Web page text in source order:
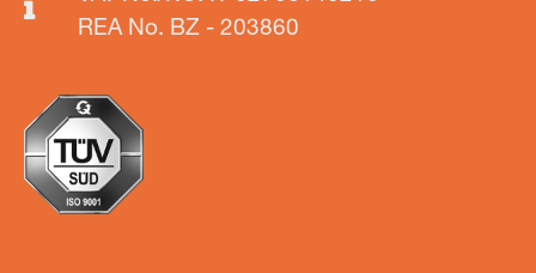
REA No. BZ - 203860